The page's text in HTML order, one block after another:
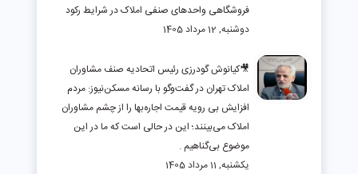
فروشگاهی واحدهای صنفی املاک در شرایط رکود
دوشنبه, 12 مرداد 1405
🎥کیانوش گودرزی رئیس اتحادیه صنف مشاوران
املاک تهران در گفت‌وگو با رسانه مسکن‌نیوز: مردم
افزایش بی رویه قیمت اجاره‌بها را از چشم مشاوران
املاک می‌بینند؛ این در حالی است که ما در این
موضوع بی‌گناهیم .
یکشنبه, 11 مرداد 1405